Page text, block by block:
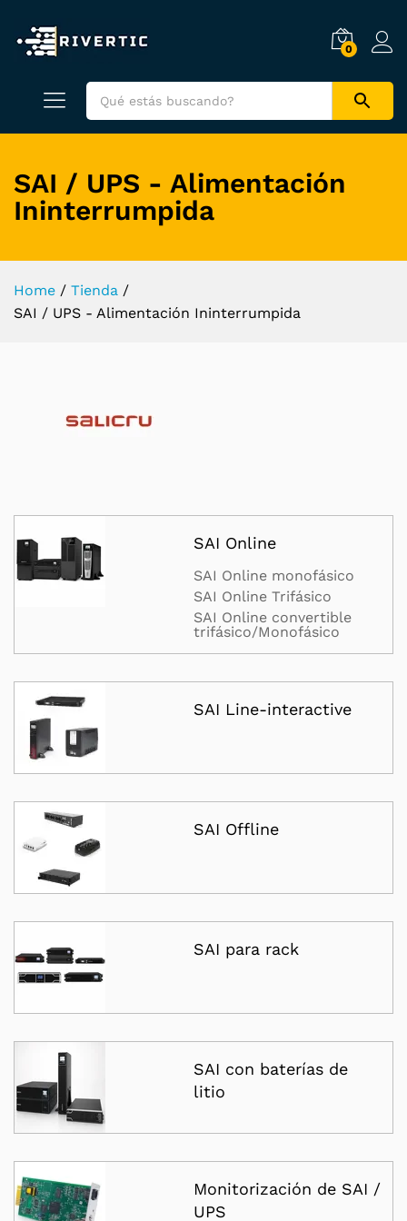
0
SAI / UPS - Alimentación
Ininterrumpida
Home / Tienda /
SAI / UPS - Alimentación Ininterrumpida
SAI Online
SAI Online monofásico
SAI Online Trifásico
SAI Online convertible
trifásico/Monofásico
SAI Line-interactive
SAI Offline
SAI para rack
SAI con baterías de
litio
Monitorización de SAI /
UPS